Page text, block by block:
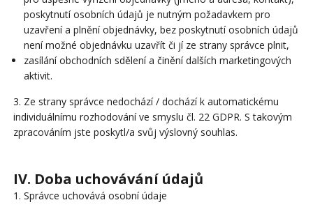
poskytnutí osobních údajů je nutným požadavkem pro
uzavření a plnění objednávky, bez poskytnutí osobních údajů
není možné objednávku uzavřít či jí ze strany správce plnit,
zasílání obchodních sdělení a činění dalších marketingových
aktivit.
3. Ze strany správce nedochází / dochází k automatickému
individuálnímu rozhodování ve smyslu čl. 22 GDPR. S takovým
zpracováním jste poskytl/a svůj výslovný souhlas.
IV. Doba uchovávání údajů
1. Správce uchovává osobní údaje